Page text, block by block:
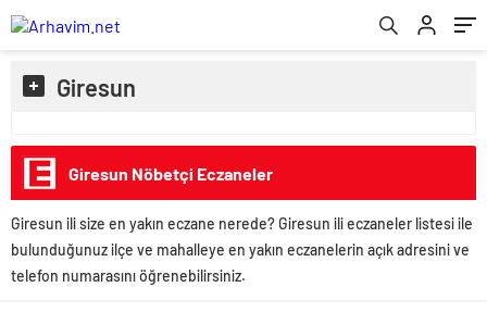
Giresun
Giresun Nöbetçi Eczaneler
Giresun ili size en yakın eczane nerede? Giresun ili eczaneler listesi ile
bulunduğunuz ilçe ve mahalleye en yakın eczanelerin açık adresini ve
telefon numarasını öğrenebilirsiniz.